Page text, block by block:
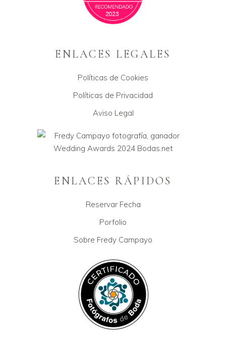
ENLACES LEGALES
Políticas de Cookies
Políticas de Privacidad
Aviso Legal
ENLACES RÁPIDOS
Reservar Fecha
Porfolio
Sobre Fredy Campayo